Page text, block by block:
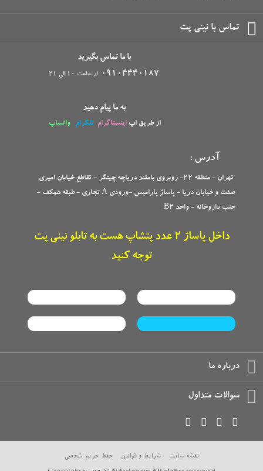
تماس با نینی پت
با ما تماس بگیرید
09104440187
از ساعت 10 الی 21
به ما پیام دهید
از طریق اپ اینستاگرام تلگرام واتساپ
آدرس :
تهران - منطقه 22- روبروی باملند دریاچه چیتگر - تقاطع خیابان امیری
صفت و خیابان دریا - پاساژ پارامیس -ورودی A تجاری -
طبقه همکف -
جنب داروخانه - واحد B2
داخل پاساژ 2 عدد پتشاپ هست به تابلو نینی پت
توجه کنید
درباره ما
سوالات متداول
نقشه سایت شرایط و قوانین حفظ حریم شخصی